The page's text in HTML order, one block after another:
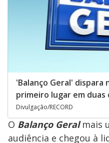
'Balanço Geral' dispara
primeiro lugar em duas
Divulgação/RECORD
O Balanço Geral mais
audiência e chegou à